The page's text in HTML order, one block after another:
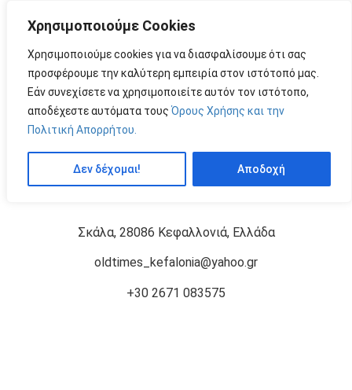
Χρησιμοποιούμε Cookies
Χρησιμοποιούμε cookies για να διασφαλίσουμε ότι σας
προσφέρουμε την καλύτερη εμπειρία στον ιστότοπό μας.
Εάν συνεχίσετε να χρησιμοποιείτε αυτόν τον ιστότοπο,
αποδέχεστε αυτόματα τους Όρους Χρήσης και την
Πολιτική Απορρήτου.
Δεν δέχομαι! Αποδοχή
ΔΎΝΑΜΗ
ΔΎΝΑΜΗ
Σκάλα, 28086 Κεφαλλονιά, Ελλάδα
oldtimes_kefalonia@yahoo.gr
+30 2671 083575